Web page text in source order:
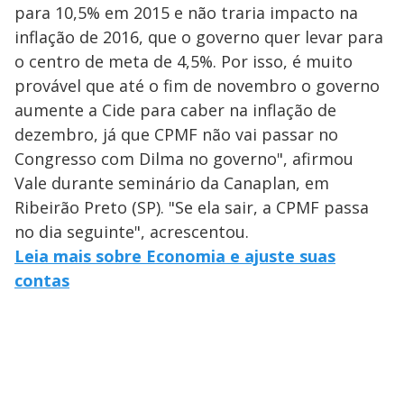
para 10,5% em 2015 e não traria impacto na
inflação de 2016, que o governo quer levar para
o centro de meta de 4,5%. Por isso, é muito
provável que até o fim de novembro o governo
aumente a Cide para caber na inflação de
dezembro, já que CPMF não vai passar no
Congresso com Dilma no governo", afirmou
Vale durante seminário da Canaplan, em
Ribeirão Preto (SP). "Se ela sair, a CPMF passa
no dia seguinte", acrescentou.
Leia mais sobre Economia e ajuste suas
contas